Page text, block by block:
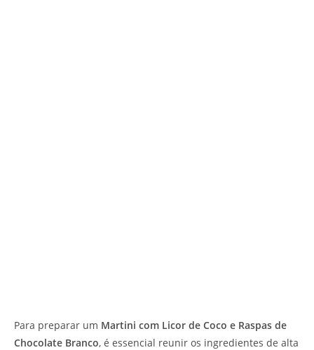
Para preparar um Martini com Licor de Coco e Raspas de
Chocolate Branco, é essencial reunir os ingredientes de alta